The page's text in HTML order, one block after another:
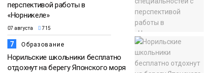
перспективой работы в
«Норникеле»
07 августа 715
7 Образование
Норильские школьники бесплатно
отдохнут на берегу Японского моря